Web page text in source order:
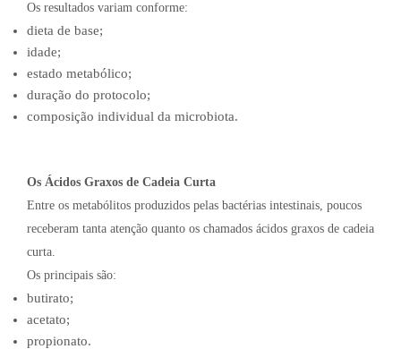
Os resultados variam conforme:
dieta de base;
idade;
estado metabólico;
duração do protocolo;
composição individual da microbiota.
Os Ácidos Graxos de Cadeia Curta
Entre os metabólitos produzidos pelas bactérias intestinais, poucos
receberam tanta atenção quanto os chamados ácidos graxos de cadeia
curta.
Os principais são:
butirato;
acetato;
propionato.